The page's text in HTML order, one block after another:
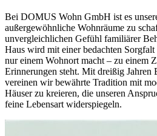
Bei DOMUS Wohn GmbH ist es
außergewöhnliche Wohnräume zu
unvergleichlichen Gefühl familiärer
Haus wird mit einer bedachten
nur einem Wohnort macht – zu einem
Erinnerungen steht. Mit dreißig Jahren
vereinen wir bewährte Tradition mit
Häuser zu kreieren, die unseren
feine Lebensart widerspiegeln.